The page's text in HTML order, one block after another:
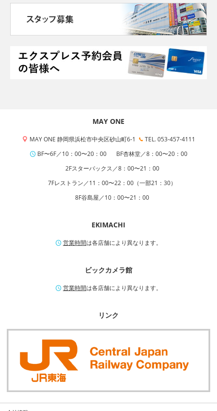
MAY ONE
MAY ONE 静岡県浜松市中央区砂山町6-1
TEL. 053-457-4111
BF〜6F／10：00〜20：00
BF杏林堂／8：00〜20：00
2Fスターバックス／8：00〜21：00
7Fレストラン／11：00〜22：00（一部21：30）
8F谷島屋／10：00〜21：00
EKIMACHI
営業時間は各店舗により異なります。
ビックカメラ館
営業時間は各店舗により異なります。
リンク